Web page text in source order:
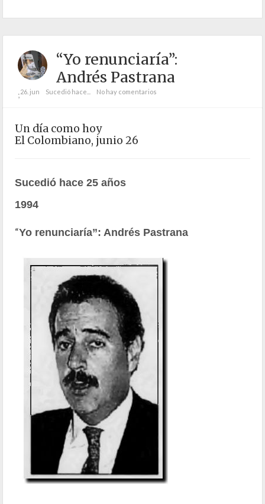
“Yo renunciaría”:
Andrés Pastrana
;26. jun Sucedió hace... No hay comentarios
Un día como hoy
El Colombiano, junio 26
Sucedió hace 25 años
1994
“Yo renunciaría”: Andrés Pastrana